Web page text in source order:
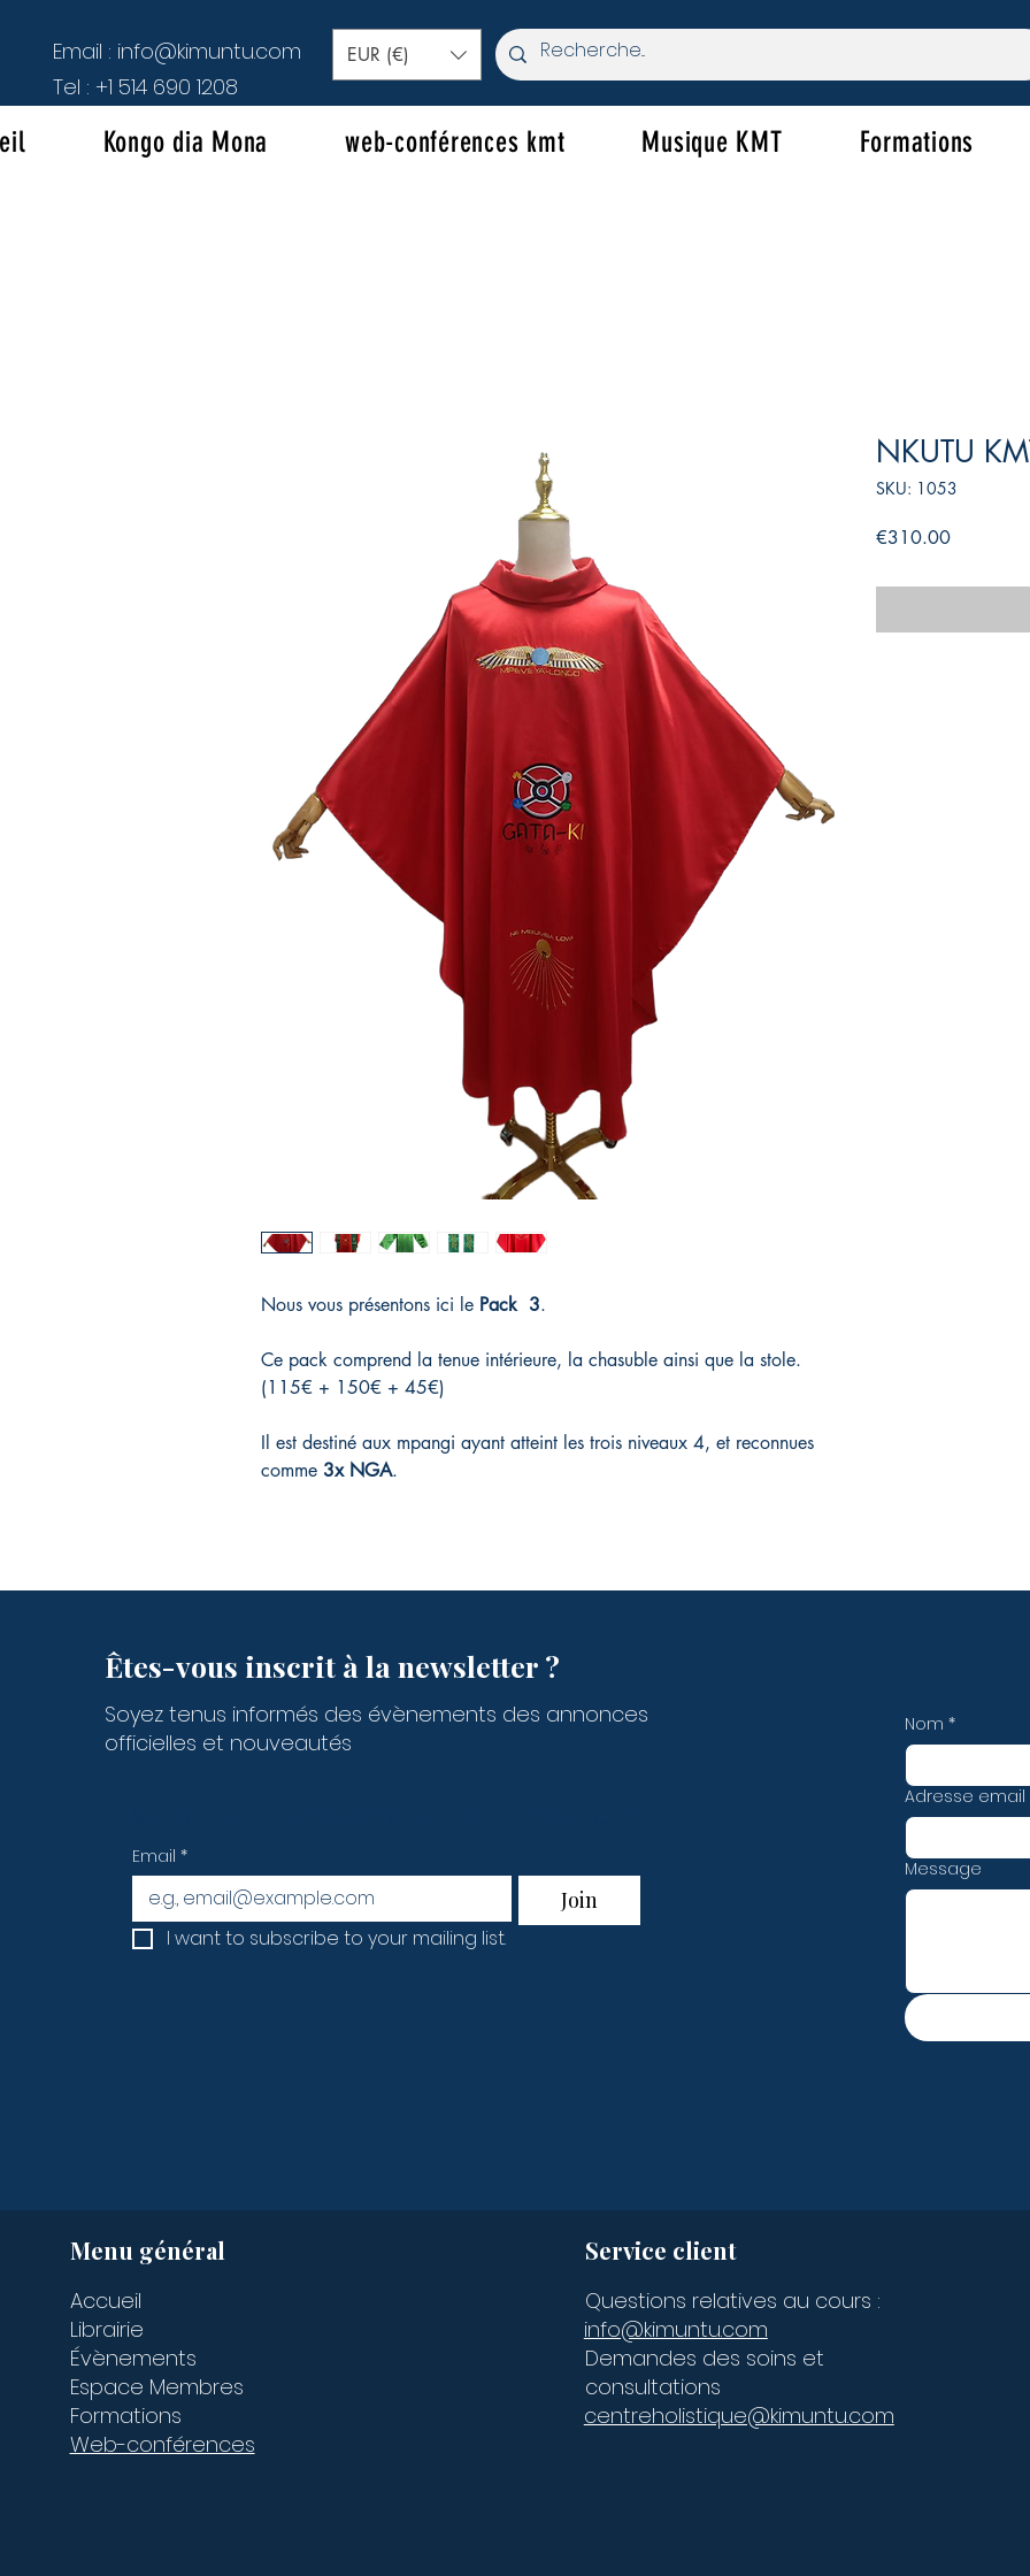
Email : info@kimuntu.com
Tel : +1 514 690 1208
EUR (€)
Kongo dia Mona web-conférences kmt Musique KMT Formations
Nous vous présentons ici le Pack 3.
Ce pack comprend la tenue intérieure, la chasuble ainsi que la stole.
(115€ + 150€ + 45€)
Il est destiné aux mpangi ayant atteint les trois niveaux 4, et reconnues
comme 3x NGA.
NKUTU
SKU: 1053
€310.00Price
Êtes-vous inscrit à la newsletter ?
Soyez tenus informés des évènements des annonces
officielles et nouveautés
Email *
Join
I want to subscribe to your mailing list.
Nom *
Adresse email
Message
Menu général
Accueil
Librairie
Évènements
Espace Membres
Formations
Web-conférences
Service client
Questions relatives au cours :
info@kimuntu.com
Demandes des soins et
consultations
centreholistique@kimuntu.com